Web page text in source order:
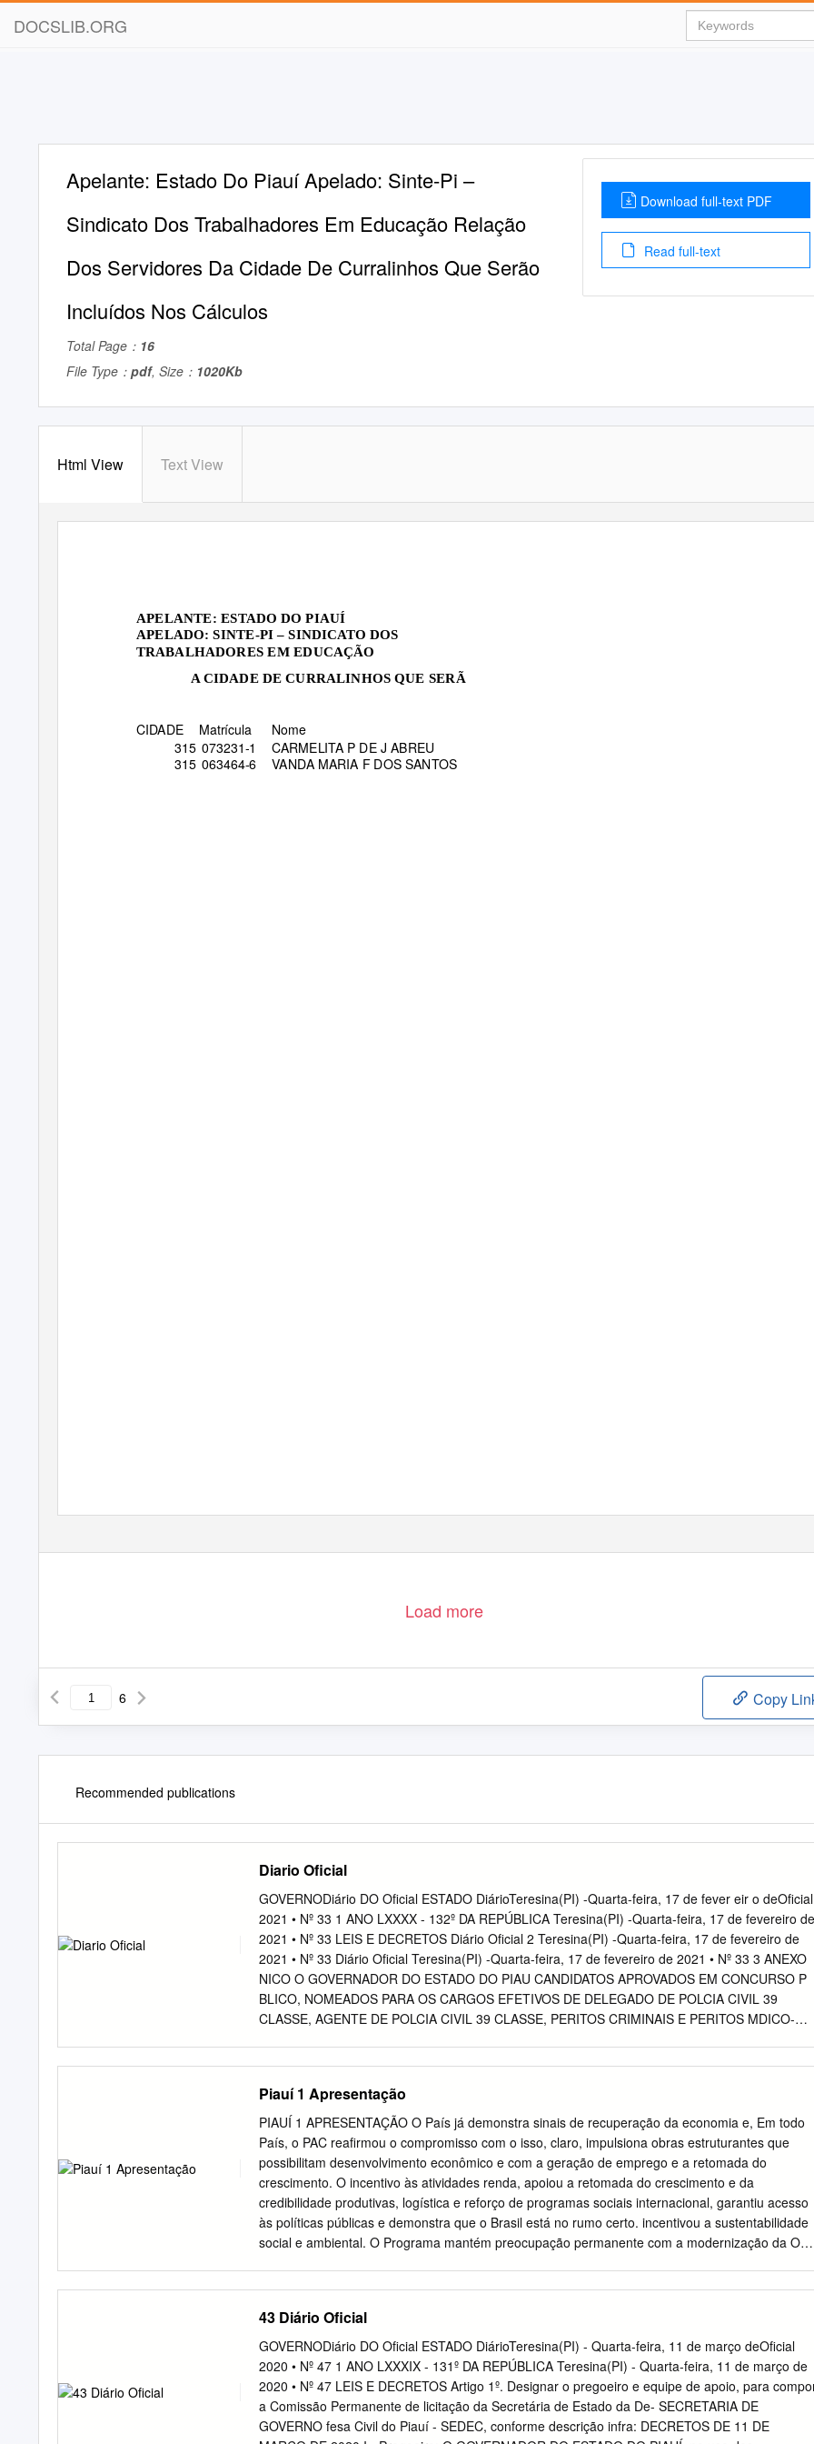
DOCSLIB.ORG
Apelante: Estado Do Piauí Apelado: Sinte-Pi –
Sindicato Dos Trabalhadores Em Educação Relação
Dos Servidores Da Cidade De Curralinhos Que Serão
Incluídos Nos Cálculos
Total Page： 16
File Type： pdf, Size： 1020Kb
Download full-text PDF
Read full-text
Html View Text View
APELANTE: ESTADO DO PIAUÍ
APELADO: SINTE-PI – SINDICATO DOS
TRABALHADORES EM EDUCAÇÃO
A CIDADE DE CURRALINHOS QUE SERÃ
CIDADE
Matrícula
315 073231-1
315 063464-6
Nome
CARMELITA P DE J ABREU
VANDA MARIA F DOS SANTOS
Load more
6 Copy
Recommended publications
Diario Oficial
GOVERNODiário DO Oficial ESTADO DiárioTeresina(PI) -Quarta-feira, 17 de fever eir o deOficial
2021 • Nº 33 1 ANO LXXXX - 132º DA REPÚBLICA Teresina(PI) -Quarta-feira, 17 de fevereiro de
2021 • Nº 33 LEIS E DECRETOS Diário Oficial 2 Teresina(PI) -Quarta-feira, 17 de fevereiro de
2021 • Nº 33 Diário Oficial Teresina(PI) -Quarta-feira, 17 de fevereiro de 2021 • Nº 33 3 ANEXO
NICO O GOVERNADOR DO ESTADO DO PIAU CANDIDATOS APROVADOS EM CONCURSO P
BLICO, NOMEADOS PARA OS CARGOS EFETIVOS DE DELEGADO DE POLCIA CIVIL 39
CLASSE, AGENTE DE POLCIA CIVIL 39 CLASSE, PERITOS CRIMINAIS E PERITOS MDICO-
consta no Ofcio n: 74/2021/PC- 003/2018. PI, de 22 de janeiro de 2021, do Delegado-Geral da
Polcia Civil do Estado do Piau, da Secretaria CARGO: DELEGADO DE POLCIA CIVIL 39
(19 CONVOCAÇIO) da Seguran a Pblica, vinculado ao processo n: Ord. Inscri o Nome
Identidade 00019.003324/2020-52. 001 008908 NATHALIA SAMPAIO DE FIGUEIREDO
M PI 002 021715 PETRONIO HENRIQUE CAVALCANTE 2003034119243 M CE 003 006186
AYSLAN MAGALHIES DE BRITO 2798343 M DF 004 010203 JOS EULÁLIO MARTINS NETO
3057335 M PI 005 032099* MARIA FRANCINEIDE DA SILVA FONTES 1627118 M PI R E S O L
V E nomear, de conformidade com o disposto no inciso I do art.
Piauí 1 Apresentação
PIAUÍ 1 APRESENTAÇÃO O País já demonstra sinais de recuperação da economia e, Em todo
País, o PAC reafirmou o compromisso com o isso, claro, impulsiona obras estruturantes que
possibilitam desenvolvimento econômico e com a geração de emprego e a retomada do
crescimento. O incentivo às atividades renda, apoiou a retomada do crescimento e da
credibilidade produtivas, logística e reforço de programas sociais internacional, garantiu acesso
às políticas públicas e demonstra que o Brasil está no rumo certo. incentivou a sustentabilidade
social e ambiental. O Programa mantém preocupação permanente com a modernização da O
atuação tornam o PAC a principal iniciativa de As parcerias com estados e municípios são
fundamentais governança e infraestrutura do País. para que as ações sejam concluídas,
durabilidade e, de fato, beneficiem a população. O alinhamento entre o setor O Programa, visto
como um dos principais fomentadores público e privado também deve ser enfatizado,
a das políticas de infraestrutura, contribui para a ampliação capacidade de executar ainda mais
projetos pelo Brasil. das capacidades produtivas do país. Os recursos investidos possibilitaram
43 Diário Oficial
GOVERNODiário DO Oficial ESTADO DiárioTeresina(PI) - Quarta-feira, 11 de março deOficial
2020 • Nº 47 1 ANO LXXXIX - 131º DA REPÚBLICA Teresina(PI) - Quarta-feira, 11 de março de
2020 • Nº 47 LEIS E DECRETOS Artigo 1º. Designar o pregoeiro e equipe de apoio, para
a Comissão Permanente de licitação da Secretária de Estado da De- SECRETARIA DE
GOVERNO fesa Civil do Piauí - SEDEC, conforme descrição infra: DECRETOS DE 11 DE